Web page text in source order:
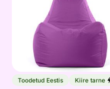
Kott-tool Lucas Active
Otsi sarnaseid
Toodetud Eestis Kiire tarne